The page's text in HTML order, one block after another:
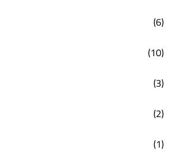
(6)
(10)
(3)
(2)
(1)